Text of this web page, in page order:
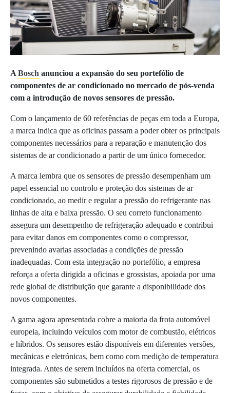
A Bosch anunciou a expansão do seu portefólio de
componentes de ar condicionado no mercado de pós-venda
com a introdução de novos sensores de pressão.
Com o lançamento de 60 referências de peças em toda a Europa,
a marca indica que as oficinas passam a poder obter os principais
componentes necessários para a reparação e manutenção dos
sistemas de ar condicionado a partir de um único fornecedor.
A marca lembra que os sensores de pressão desempenham um
papel essencial no controlo e proteção dos sistemas de ar
condicionado, ao medir e regular a pressão do refrigerante nas
linhas de alta e baixa pressão. O seu correto funcionamento
assegura um desempenho de refrigeração adequado e contribui
para evitar danos em componentes como o compressor,
prevenindo avarias associadas a condições de pressão
inadequadas. Com esta integração no portefólio, a empresa
reforça a oferta dirigida a oficinas e grossistas, apoiada por uma
rede global de distribuição que garante a disponibilidade dos
novos componentes.
A gama agora apresentada cobre a maioria da frota automóvel
europeia, incluindo veículos com motor de combustão, elétricos
e híbridos. Os sensores estão disponíveis em diferentes versões,
mecânicas e eletrónicas, bem como com medição de temperatura
integrada. Antes de serem incluídos na oferta comercial, os
componentes são submetidos a testes rigorosos de pressão e de